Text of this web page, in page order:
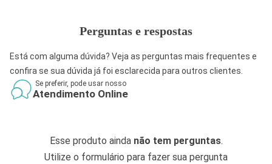
Perguntas e respostas
Está com alguma dúvida? Veja as perguntas mais frequentes e
confira se sua dúvida já foi esclarecida para outros clientes.
Se preferir, pode usar nosso
Atendimento Online
Esse produto ainda não tem perguntas.
Utilize o formulário para fazer sua pergunta